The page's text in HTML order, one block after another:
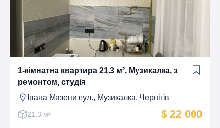
1-кімнатна квартира 21.3 м², Музикалка, з
ремонтом, студія
Івана Мазепи вул., Музикалка, Чернігів
21.3 м² $ 22 000